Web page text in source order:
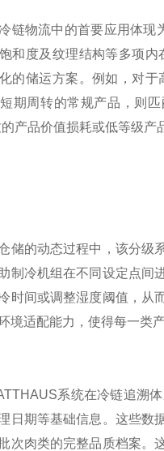
物流中的首要应用体现为
和度及纹理结构等多项
的储运方案。例如，对
期周转的常规产品，则
产品价值损耗或低等级产
的动态过程中，该分级系
制冷机组在不同设定点间
时间或调整湿度阈值，从
境适配能力，使得每一类
系统在冷链追溯体
日期等基础信息。这些数
次肉类的完整品质档案。